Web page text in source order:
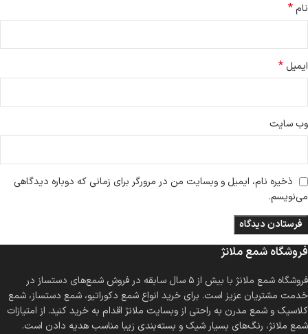
نام*
ایمیل *
وب‌ سایت
ذخیره نام، ایمیل و وبسایت من در مرورگر برای زمانی که دوباره دیدگاهی
می‌نویسم.
فروشگاه شمع ملانژ
فروشگاه شمع ملانژ با بیش از ۵ سال سابقه در فروش شمع‌های دستساز در
خدمت مشتریان عزیز است. برای خرید انواع شمع دکوراتیو، شمع دستساز، شمع
کلاسیک و شمع مدرن به راحتی از وبسایت ملانژ اقدام به خرید کنید. از امتیازات
شمع ملانژ، رنگ‌های بسیار شیک و بسته‌بندی زیبا مناسب هدیه دادن است.